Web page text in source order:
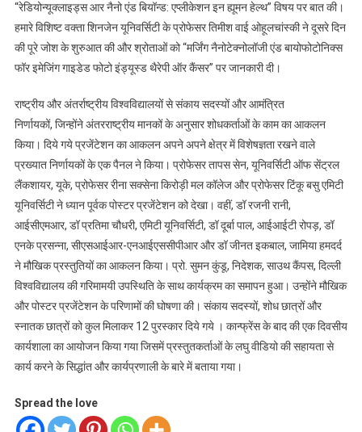
“रेडियोन्यूक्लाइड्स आर नैनो एंड बियॉन्ड: एप्लीकेशन इन ह्यूमन हेल्थ” विषय पर बात की।
हमारे विशिष्ट वक्ता शिनजेन यूनिवर्सिटी के प्रोफेसर तिमीश वाई ओहूलचांस्की ने दूसरे दिन
की पूरे जोश के शुरुआत की और श्रोताओं को “मर्जिंग नैनोटेक्नोलॉजी एंड बायोफोटोनिक्स
फॉर इमेजिंग गाइडेड फोटो इंड्यूस्ड थैरेपी ऑर कैंसर” पर जानकारी दी।
राष्ट्रीय और अंतर्राष्ट्रीय विश्वविद्यालयों से संकाय सदस्यों और आमंत्रित
निर्णायकों, जिन्होंने अंतरराष्ट्रीय मानकों के अनुसार शोधकर्ताओं के काम का आकलन
किया। दिये गये प्रजेंटेशन का आकलन अपने अपने क्षेत्र में विशेषज्ञता रखने वाले
प्रख्यात निर्णायकों के एक पैनल ने किया। प्रोफेसर तापस सेन, यूनिवर्सिटी ऑफ सेंट्रल
लैंकशायर, यूके, प्रोफेसर रीना सक्सेना किरोड़ी मल कॉलेज और प्रोफेसर टिंकू बसु एमिटी
यूनिवर्सिटी ने ध्यान पूर्वक पोस्टर प्रजेंटेशन को देखा। वहीं, डॉ रजनी रानी, ​​
आईसीएमआर, डॉ प्रतिमा चौधरी, एमिटी यूनिवर्सिटी, डॉ दूर्बा पाल, आईआईटी रोपड़, डॉ
एनके प्रसन्ना, सीएसआईआर-एनआईएससीपीआर और डॉ जीनत इकबाल, जामिया हमदर्द
ने मौखिक प्रस्तुतियों का आकलन किया। प्रो. सुमन कुंडू, निदेशक, साउथ कैंपस, दिल्ली
विश्वविद्यालय की गरिमामयी उपस्थिति के साथ कार्यक्रम का समापन हुआ। उन्होंने मौखिक
और पोस्टर प्रजेंटेशन के परिणामों की घोषणा की। संकाय सदस्यों, शोध छात्रों और
स्नातक छात्रों को कुल मिलाकर 12 पुरस्कार दिये गये । कान्फ्रेंस के बाद की एक दिवसीय
कार्यशाला का आयोजन किया गया जिसमें प्रस्तुतकर्ताओं के लघु वीडियो की सहायता से
कार्य करने के सिद्धांत और कार्यप्रणाली के बारे में बताया गया।
Spread the love